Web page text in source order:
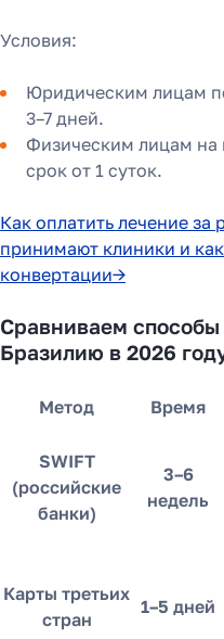
Условия:
Юридическим лицам
3–7 дней.
Физическим лицам на
срок от 1 суток.
Как оплатить лечение
принимают клиники и
конвертации→
Сравниваем способы
Бразилию в 2026
Метод Время
SWIFT
(российские
банки)
3–6
недель
Карты третьих
стран
1–5 дней